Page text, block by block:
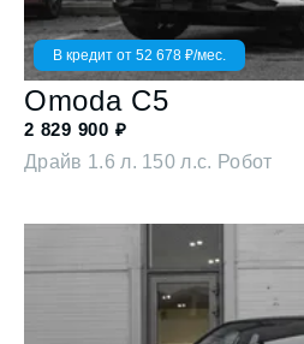
В кредит от 52 678 ₽/мес.
Omoda C5
2 829 900 ₽
Драйв 1.6 л. 150 л.с. Робот